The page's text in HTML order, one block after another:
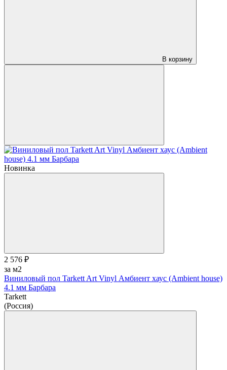
В корзину
Новинка
2 576 ₽
за м2
Виниловый пол Tarkett Art Vinyl Амбиент хаус (Ambient house)
4.1 мм Барбара
Tarkett
(Россия)